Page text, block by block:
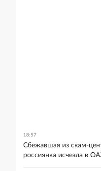
18:57
Сбежавшая из скам-
россиянка исчезла в